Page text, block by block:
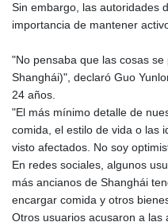
Sin embargo, las autoridades
importancia de mantener
"No pensaba que las cosas
Shanghái)", declaró Guo
24 años.
"El más mínimo detalle de
comida, el estilo de vida o las
visto afectados. No soy
En redes sociales, algunos
más ancianos de Shanghái
encargar comida y otros
Otros usuarios acusaron a las